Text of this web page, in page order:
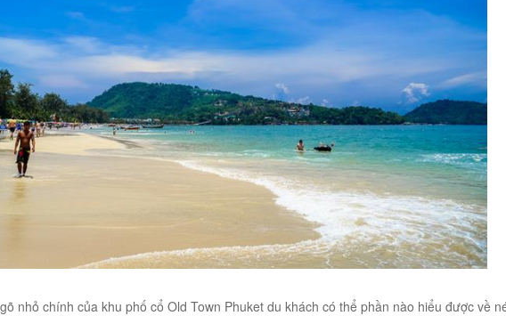
nhỏ chính của khu phố cổ Old Town Phuket du khách có thể phần nào hiểu được về